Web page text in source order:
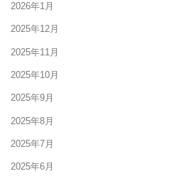
2026年1月
2025年12月
2025年11月
2025年10月
2025年9月
2025年8月
2025年7月
2025年6月